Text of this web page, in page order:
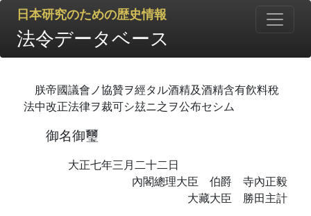
日本研究のための歴史情報
法令データベース
朕帝國議會ノ協贊ヲ經タル酒精及酒精含有飮料稅
法中改正法律ヲ裁可シ玆ニ之ヲ公布セシム
御名御璽
大正七年三月二十二日
內閣總理大臣 伯爵 寺內正毅
大藏大臣 勝田主計